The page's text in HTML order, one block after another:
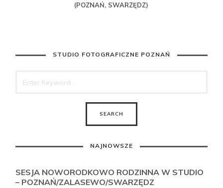
(POZNAŃ, SWARZĘDZ)
STUDIO FOTOGRAFICZNE POZNAŃ
NAJNOWSZE
SESJA NOWORODKOWO RODZINNA W STUDIO
– POZNAŃ/ZALASEWO/SWARZĘDZ